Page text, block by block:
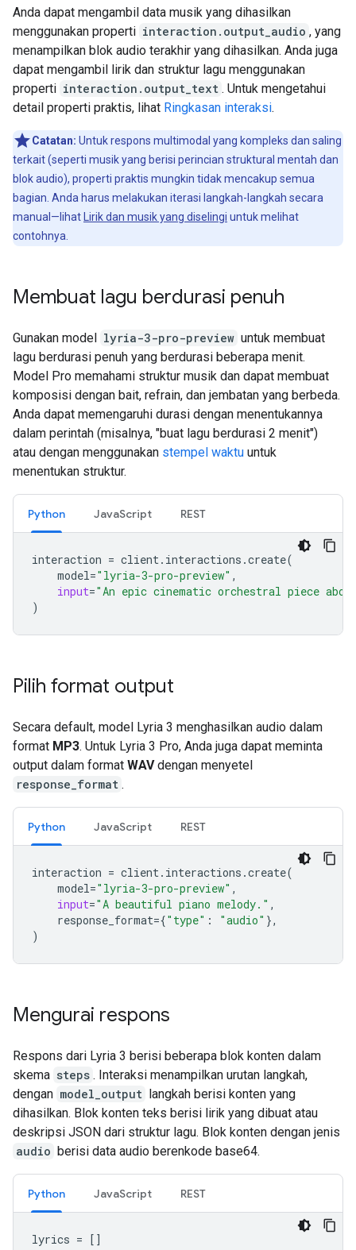
Anda dapat mengambil data musik yang dihasilkan
menggunakan properti interaction.output_audio , yang
menampilkan blok audio terakhir yang dihasilkan. Anda juga
dapat mengambil lirik dan struktur lagu menggunakan
properti interaction.output_text . Untuk mengetahui
detail properti praktis, lihat Ringkasan interaksi.
Catatan: Untuk respons multimodal yang kompleks dan saling
terkait (seperti musik yang berisi perincian struktural mentah dan
blok audio), properti praktis mungkin tidak mencakup semua
bagian. Anda harus melakukan iterasi langkah-langkah secara
manual—lihat
Lirik dan musik yang diselingi untuk melihat
contohnya.
Membuat lagu berdurasi penuh
Gunakan model lyria-3-pro-preview untuk membuat
lagu berdurasi penuh yang berdurasi beberapa menit.
Model Pro memahami struktur musik dan dapat membuat
komposisi dengan bait, refrain, dan jembatan yang berbeda.
Anda dapat memengaruhi durasi dengan menentukannya
dalam perintah (misalnya, "buat lagu berdurasi 2 menit")
atau dengan menggunakan stempel waktu untuk
menentukan struktur.
Python JavaScript REST
interaction = client. interactions .create(
model="lyria-3-pro-preview" ,
input="An epic cinematic orchestral piece
)
Pilih format output
Secara default, model Lyria 3 menghasilkan audio dalam
format MP3. Untuk Lyria 3 Pro, Anda juga dapat meminta
output dalam format WAVdengan menyetel
response_format .
Python JavaScript REST
interaction = client. interactions .create(
model="lyria-3-pro-preview" ,
input="A beautiful piano melody." ,
response_format={"type" : "audio" },
)
Mengurai respons
Respons dari Lyria 3 berisi beberapa blok konten dalam
skema steps . Interaksi menampilkan urutan langkah,
dengan model_output langkah berisi konten yang
dihasilkan. Blok konten teks berisi lirik yang dibuat atau
deskripsi JSON dari struktur lagu. Blok konten dengan jenis
audio berisi data audio berenkode base64.
Python JavaScript REST
lyrics = []